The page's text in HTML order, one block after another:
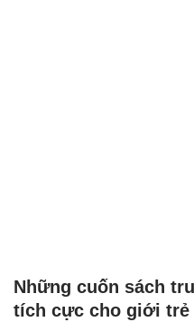
Những cuốn sách
tích cực cho giới trẻ